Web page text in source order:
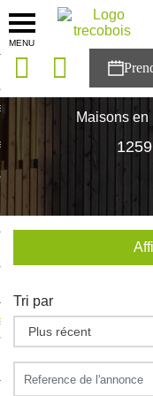
MENU
solutions
Trecobois
à NESTOR
Maisons en
Tri par